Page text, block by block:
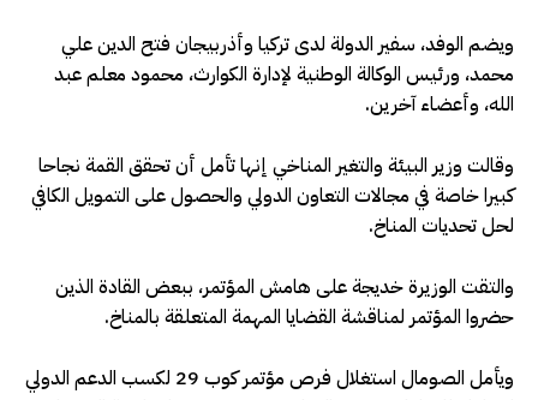
ويضم الوفد، سفير الدولة لدى تركيا وأذربيجان فتح الدين علي
محمد، ورئيس الوكالة الوطنية لإدارة الكوارث، محمود معلم عبد
الله، وأعضاء آخرين.
وقالت وزير البيئة والتغير المناخي إنها تأمل أن تحقق القمة نجاحا
كبيرا خاصة في مجالات التعاون الدولي والحصول على التمويل الكافي
لحل تحديات المناخ.
والتقت الوزيرة خديجة على هامش المؤتمر، ببعض القادة الذين
حضروا المؤتمر لمناقشة القضايا المهمة المتعلقة بالمناخ.
ويأمل الصومال استغلال فرص مؤتمر كوب 29 لكسب الدعم الدولي